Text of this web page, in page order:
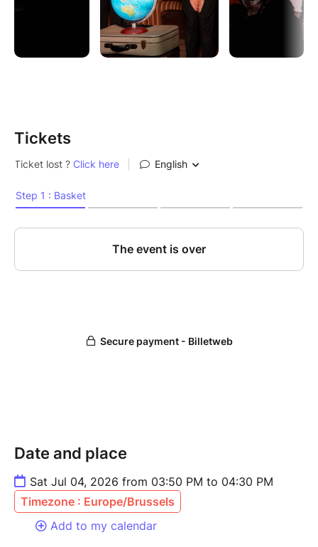
“Raconte-moi un voyage” est un spectacle improvisé
qui met le voyage et la découverte du monde et de
l’autre au centre de ses histoires. Un spectacle
Tickets
Date and place
Sat Jul 04, 2026 from 03:50 PM to 04:30 PM
Timezone : Europe/Brussels
Add to my calendar